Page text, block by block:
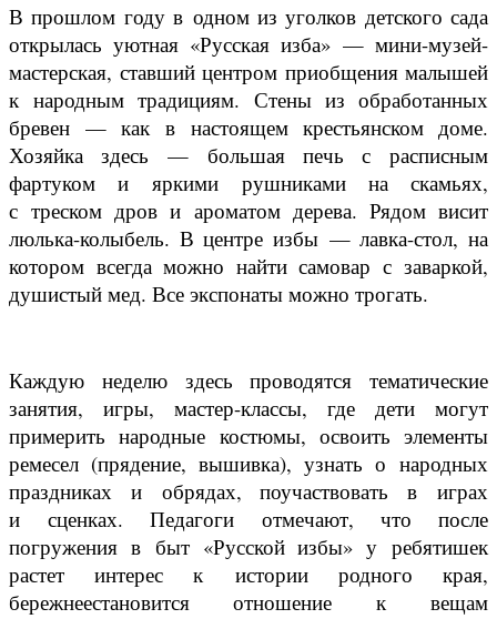
В прошлом году в одном из уголков детского сада
открылась уютная «Русская изба» — мини-музей-
мастерская, ставший центром приобщения малышей
к народным традициям. Стены из обработанных
бревен — как в настоящем крестьянском доме.
Хозяйка здесь — большая печь с расписным
фартуком и яркими рушниками на скамьях,
с треском дров и ароматом дерева. Рядом висит
люлька-колыбель. В центре избы — лавка-стол, на
котором всегда можно найти самовар с заваркой,
душистый мед. Все экспонаты можно трогать.
Каждую неделю здесь проводятся тематические
занятия, игры, мастер-классы, где дети могут
примерить народные костюмы, освоить элементы
ремесел (прядение, вышивка), узнать о народных
праздниках и обрядах, поучаствовать в играх
и сценках. Педагоги отмечают, что после
погружения в быт «Русской избы» у ребятишек
растет интерес к истории родного края,
бережнеестановится отношение к вещам